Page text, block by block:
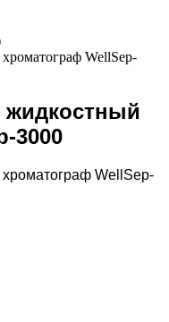
WellSep-
жидкостный
3000
WellSep-